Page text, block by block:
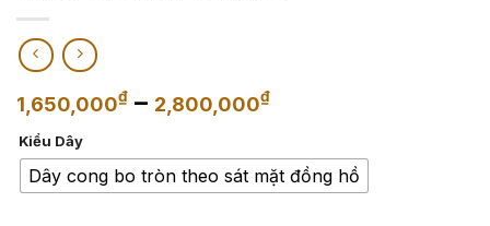
1,650,000₫ – 2,800,000₫Khoảng
từ
1,650,000₫
Kiểu Dây
Dây cong bo tròn theo sát mặt đồng hồ